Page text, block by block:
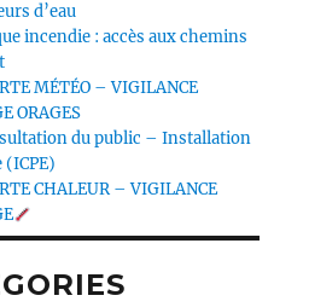
d’eau
incendie : accès aux chemins
MÉTÉO – VIGILANCE
ORAGES
du public – Installation
(ICPE)
CHALEUR – VIGILANCE